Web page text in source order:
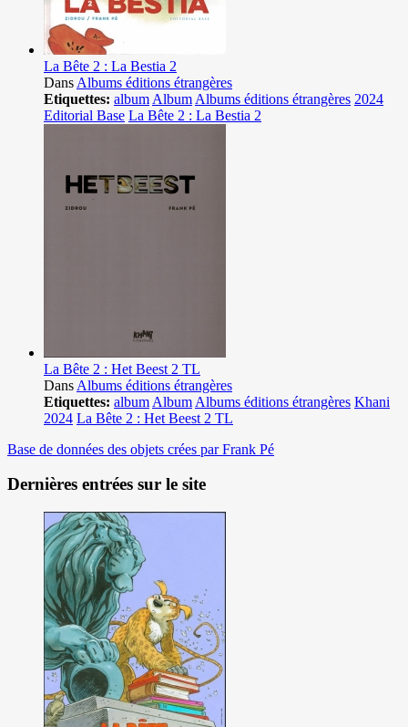
La Bête 2 : La Bestia 2
Dans Albums éditions étrangères
Etiquettes: album Album Albums éditions étrangères 2024
Editorial Base La Bête 2 : La Bestia 2
La Bête 2 : Het Beest 2 TL
Dans Albums éditions étrangères
Etiquettes: album Album Albums éditions étrangères Khani
2024 La Bête 2 : Het Beest 2 TL
Base de données des objets crées par Frank Pé
Dernières entrées sur le site